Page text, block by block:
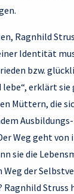
Ragnhild
Identität
bzw.
erklärt sie
Müttern, die
Weg geht von
sie die
der
Ragnhild